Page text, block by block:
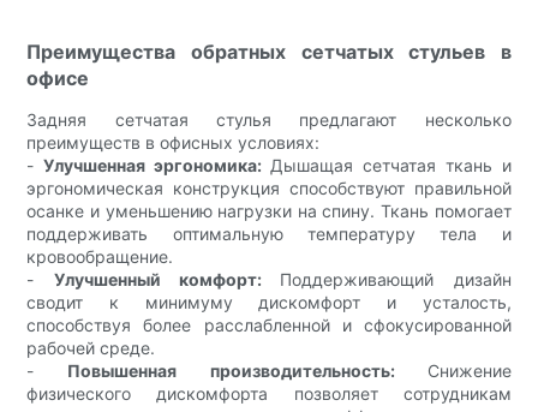
Преимущества обратных сетчатых стульев в
офисе
Задняя сетчатая стулья предлагают несколько
преимуществ в офисных условиях:
-Улучшенная эргономика: Дышащая сетчатая ткань и
эргономическая конструкция способствуют правильной
осанке и уменьшению нагрузки на спину. Ткань помогает
поддерживать оптимальную температуру тела и
кровообращение.
- Улучшенный комфорт: Поддерживающий дизайн
сводит к минимуму дискомфорт и усталость,
способствуя более расслабленной и сфокусированной
рабочей среде.
- Повышенная производительность: Снижение
физического дискомфорта позволяет сотрудникам